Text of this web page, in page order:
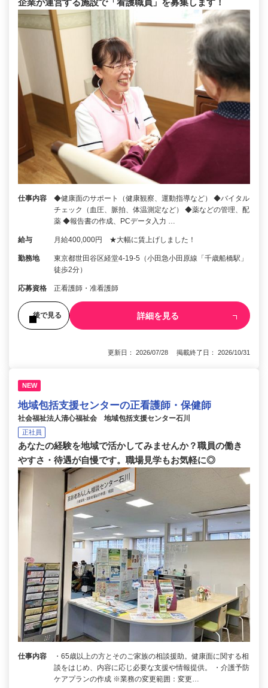
企業が運営する施設で「看護職員」を募集します！
仕事内容
◆健康面のサポート（健康観察、運動指導など） ◆バイタル
チェック（血圧、脈拍、体温測定など） ◆薬などの管理、配
薬 ◆報告書の作成、PCデータ入力 …
給与 月給400,000円 ★大幅に賃上げしました！
勤務地
東京都世田谷区経堂4-19-5（小田急小田原線「千歳船橋駅」
徒歩2分）
応募資格 正看護師・准看護師
後で見る 詳細を見る
更新日： 2026/07/28 掲載終了日： 2026/10/31
NEW
地域包括支援センターの正看護師・保健師
社会福祉法人清心福祉会 地域包括支援センター石川
正社員
あなたの経験を地域で活かしてみませんか？職員の働き
やすさ・待遇が自慢です。職場見学もお気軽に◎
仕事内容
・65歳以上の方とそのご家族の相談援助。健康面に関する相
談をはじめ、内容に応じ必要な支援や情報提供。 ・介護予防
ケアプランの作成 ※業務の変更範囲：変更…